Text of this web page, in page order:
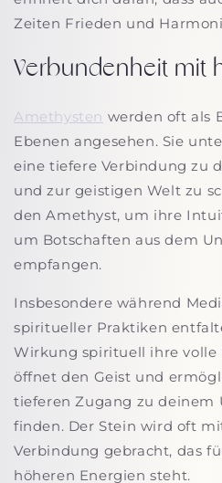
Zeiten Frieden und
Verbundenheit mit
Amethysten werden oft als
Ebenen angesehen. Sie
eine tiefere Verbindung zu
und zur geistigen Welt zu
den Amethyst, um ihre
um Botschaften aus dem
empfangen.
Insbesondere während
spiritueller Praktiken
Wirkung spirituell ihre volle
öffnet den Geist und
tieferen Zugang zu deinem
finden. Der Stein wird oft
Verbindung gebracht, das
höheren Energien steht.